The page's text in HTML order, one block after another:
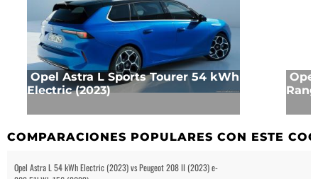
Opel Astra L Sports Tourer 54 kWh
Electric (2023)
COMPARACIONES POPULARES CON ESTE
Opel Astra L 54 kWh Electric (2023) vs Peugeot 208 II (2023) e-